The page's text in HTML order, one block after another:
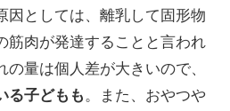
因としては、離乳して固形物
筋肉が発達することと言われ
量は個人差が大きいので、
る子どもも。また、おやつや